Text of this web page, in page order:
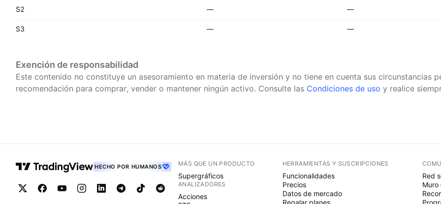
S2 — —
S3 — —
Exención de responsabilidad
Este contenido no constituye un asesoramiento en materia de inversión y no tiene en cuenta sus circunstancias
recomendación para comprar, vender o mantener ningún activo. Consulte las Condiciones de uso y realice
HECHO POR HUMANOS MÁS QUE UN PRODUCTO
Supergráficos
ANALIZADORES
Acciones
HERRAMIENTAS Y SUSCRIPCIONES
Funcionalidades
Precios
Datos de mercado
Regalar planes
Red
Muro